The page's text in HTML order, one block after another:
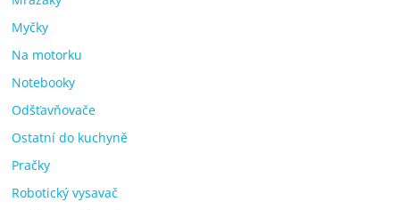
Myčky
Na motorku
Notebooky
Odšťavňovače
Ostatní do kuchyně
Pračky
Robotický vysavač